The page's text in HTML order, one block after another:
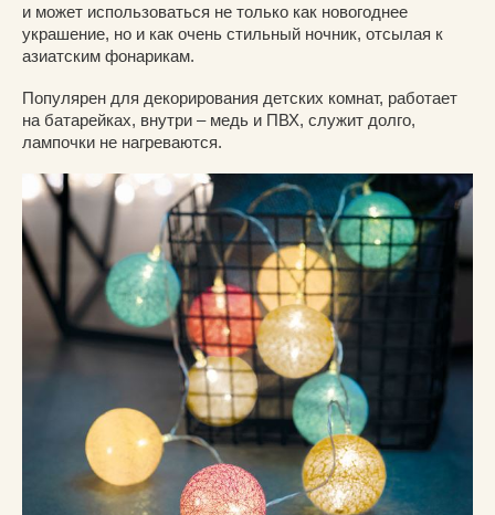
и может использоваться не только как новогоднее
украшение, но и как очень стильный ночник, отсылая к
азиатским фонарикам.
Популярен для декорирования детских комнат, работает
на батарейках, внутри – медь и ПВХ, служит долго,
лампочки не нагреваются.